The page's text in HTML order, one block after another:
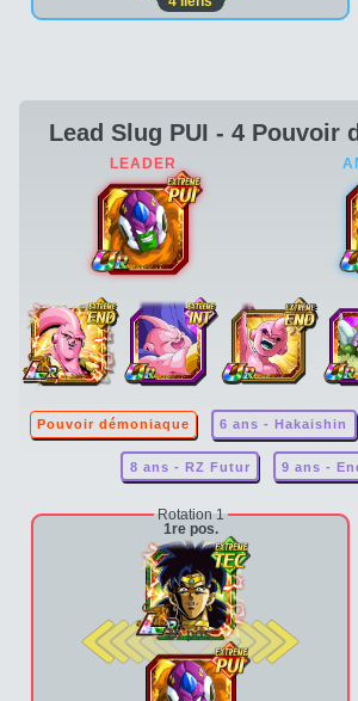
Lead Slug PUI - 4 Pouvoir
Pouvoir démoniaque 6 ans - Hakaishin
8 ans - RZ Futur 9 ans -
Rotation 1
1re pos.
2e pos.